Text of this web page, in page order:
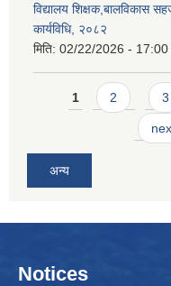
विद्यालय शिक्षक,बालविकास
कार्यविधि, २०८२
मिति: 02/22/2026 - 17:00
Pages
1 2 3
अन्य
Notices